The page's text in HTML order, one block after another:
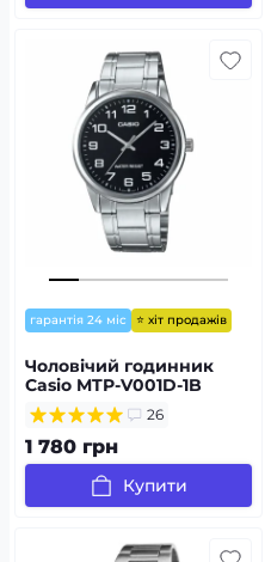
гарантія 24 міс ⭐ хіт продажів
Чоловічий годинник
Casio MTP-V001D-1B
26
1 780 грн
Купити